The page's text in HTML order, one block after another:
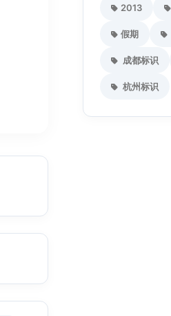
2013
假期
成都标识
杭州标识